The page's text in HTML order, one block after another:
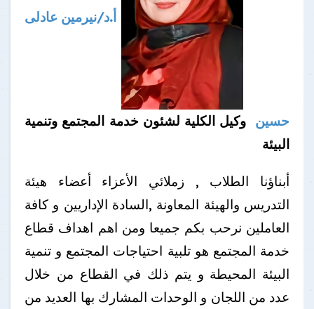
أ.د/نيرمين عادلى
حسين وكيل الكلية لشئون خدمة المجتمع وتنمية
البيئة
أبناؤنا الطلاب , زملائي الأعزاء أعضاء هيئة
التدريس والهيئة المعاونة ,السادة الإداريين و كافة
العاملين نرحب بكم جميعا ومن اهم اهداف قطاع
خدمة المجتمع هو تلبية احتياجات المجتمع و تنمية
البيئة المحيطة و يتم ذلك في القطاع من خلال
عدد من اللجان و الوحدات المشارك بها العديد من